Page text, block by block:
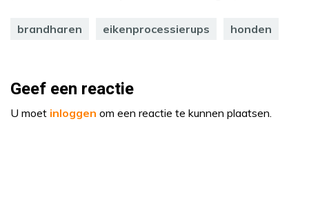
brandharen eikenprocessierups honden
Geef een reactie
U moet inloggen om een reactie te kunnen plaatsen.